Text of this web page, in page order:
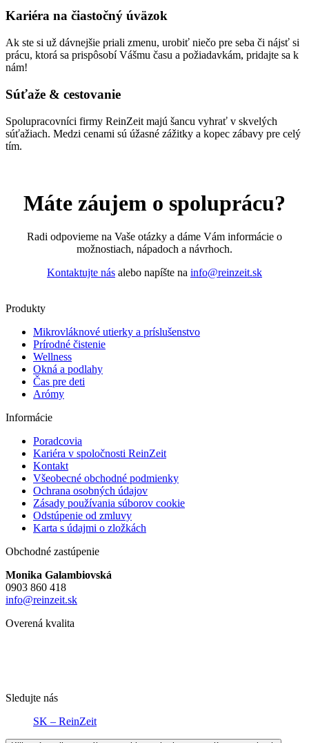
Kariéra na čiastočný úväzok
Ak ste si už dávnejšie priali zmenu, urobiť niečo pre seba či nájsť si
prácu, ktorá sa prispôsobí Vášmu času a požiadavkám, pridajte sa k
nám!
Súťaže & cestovanie
Spolupracovníci firmy ReinZeit majú šancu vyhrať v skvelých
súťažiach. Medzi cenami sú úžasné zážitky a kopec zábavy pre celý
tím.
Máte záujem o spoluprácu?
Radi odpovieme na Vaše otázky a dáme Vám informácie o
možnostiach, nápadoch a návrhoch.
Kontaktujte nás alebo napíšte na info@reinzeit.sk
Produkty
Mikrovláknové utierky a príslušenstvo
Prírodné čistenie
Wellness
Okná a podlahy
Čas pre deti
Arómy
Informácie
Poradcovia
Kariéra v spoločnosti ReinZeit
Kontakt
Všeobecné obchodné podmienky
Ochrana osobných údajov
Zásady používania súborov cookie
Odstúpenie od zmluvy
Karta s údajmi o zložkách
Obchodné zastúpenie
Monika Galambiovská
0903 860 418
info@reinzeit.sk
Overená kvalita
Sledujte nás
SK – ReinZeit